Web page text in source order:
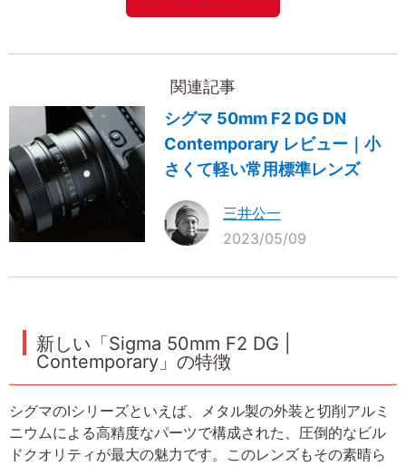
関連記事
シグマ 50mm F2 DG DN
Contemporary レビュー｜小
さくて軽い常用標準レンズ
三井公一
2023/05/09
新しい「Sigma 50mm F2 DG |
Contemporary」の特徴
シグマのIシリーズといえば、メタル製の外装と切削アルミ
ニウムによる高精度なパーツで構成された、圧倒的なビル
ドクオリティが最大の魅力です。このレンズもその素晴ら